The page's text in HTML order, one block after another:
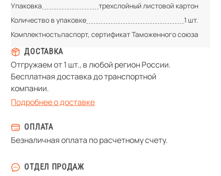
Упаковка
трехслойный листовой картон
Количество в упаковке
1 шт.
Комплектностьпаспорт, сертификат Таможенного союза
ДОСТАВКА
Отгружаем от 1 шт., в любой регион России.
Бесплатная доставка до транспортной
компании.
Подробнее о доставке
ОПЛАТА
Безналичная оплата по расчетному счету.
ОТДЕЛ ПРОДАЖ